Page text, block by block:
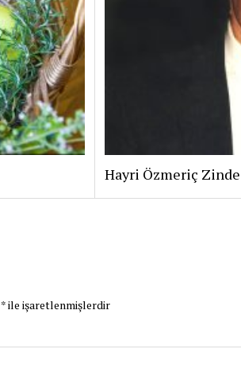
Hayri Özmeriç
*ile işaretlenmişlerdir